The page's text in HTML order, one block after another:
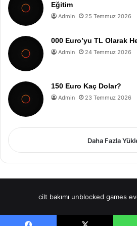
Eğitim
Admin 25 Temmuz 2026
000 Euro’yu TL Olarak
Admin 24 Temmuz 2026
150 Euro Kaç Dolar?
Admin 23 Temmuz 2026
Daha Fazla
cilt bakımı unblocked games